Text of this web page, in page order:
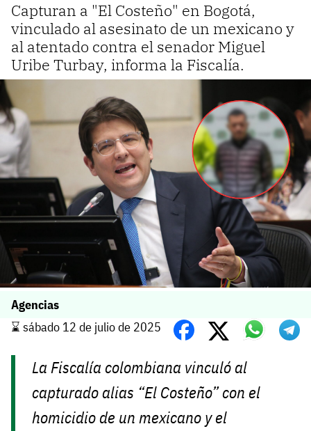
Capturan a "El Costeño" en Bogotá,
vinculado al asesinato de un mexicano y
al atentado contra el senador Miguel
Uribe Turbay, informa la Fiscalía.
Agencias
⌛️ sábado 12 de julio de 2025
La Fiscalía colombiana vinculó al
capturado alias “El Costeño” con el
homicidio de un mexicano y el